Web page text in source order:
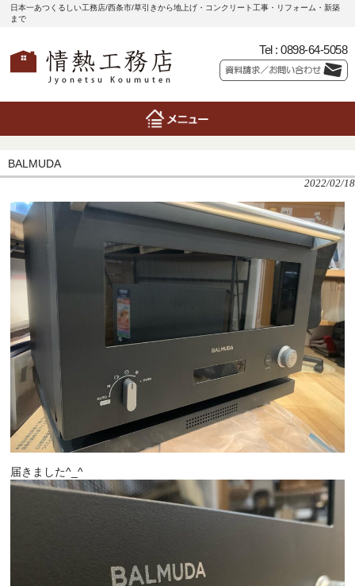
日本一あつくるしい工務店/西条市/草引きから地上げ・コンクリート工事・リフォーム・新築
まで
Tel : 0898-64-5058
BALMUDA
2022/02/18
届きました^_^